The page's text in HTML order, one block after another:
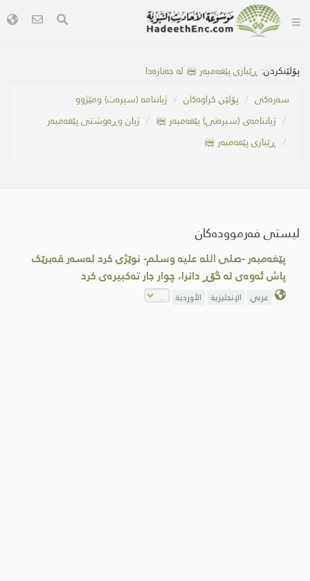
پۆلێنکردن:ڕێبازی پێغەمبەر ﷺ لە جەنازەدا
سه‌ره‌كی
پۆلێن کراوەکان
ژیاننامە (سیرەت) ومێژوو
ژیاننامەی (سیرەتی) پێغەمبەر ﷺ
ژیان وڕەوشتی پێغەمبەر
ڕێبازی پێغەمبەر ﷺ
لیستی فەرموودەکان
پێغەمبەر -صلى اللە علیە وسلم- نوێژی کرد لەسەر قەبرێک
پاش ئەوەى لە گۆڕ دانرا، چوار جار تەکبیرەی کرد
عربي الإنجليزية الأوردية